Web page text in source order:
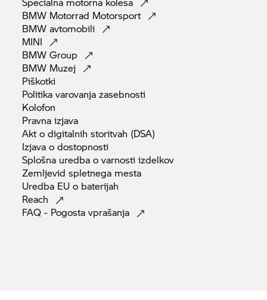
BMW Motorrad Motorsport
BMWavtomobili
MINI
BMWGroup
BMW Muzej
Piškotki
Politika varovanjazasebnosti
Kolofon
Pravnaizjava
Akt o digitalnih storitvah (DSA)
Izjava odostopnosti
Splošna uredba o varnostiizdelkov
Zemljevid spletnega mesta
Uredba EU o baterijah
Reach
FAQ - Pogostavprašanja